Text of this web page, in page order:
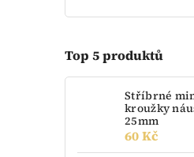
Top 5 produktů
Stříbrné
kroužky
25mm
60 Kč